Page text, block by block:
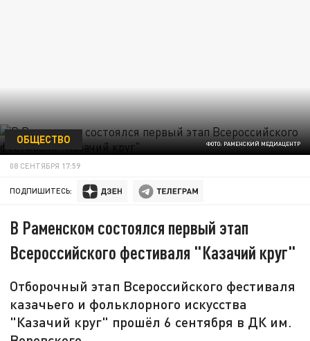
ФОТО: РАМЕНСКИЙ МЕДИАЦЕНТР
ОБЩЕСТВО
08 СЕНТЯБРЯ 17:59
ПОДПИШИТЕСЬ:
В Раменском состоялся первый этап
Всероссийского фестиваля "Казачий круг"
Отборочный этап Всероссийского фестиваля
казачьего и фольклорного искусства
"Казачий круг" прошёл 6 сентября в ДК им.